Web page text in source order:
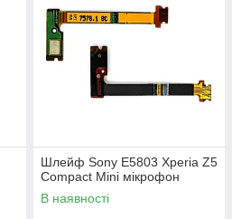
Шлейф Sony E5803 Xperia Z5
Compact Mini мікрофон
В наявності